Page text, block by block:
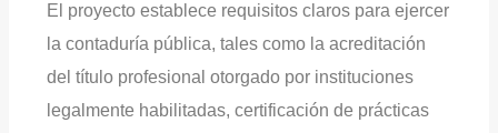
El proyecto establece requisitos claros para ejercer
la contaduría pública, tales como la acreditación
del título profesional otorgado por instituciones
legalmente habilitadas, certificación de prácticas